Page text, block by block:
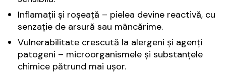
Inflamații și roșeață – pielea devine reactivă, cu
senzație de arsură sau mâncărime.
Vulnerabilitate crescută la alergeni și agenți
patogeni – microorganismele și substanțele
chimice pătrund mai ușor.